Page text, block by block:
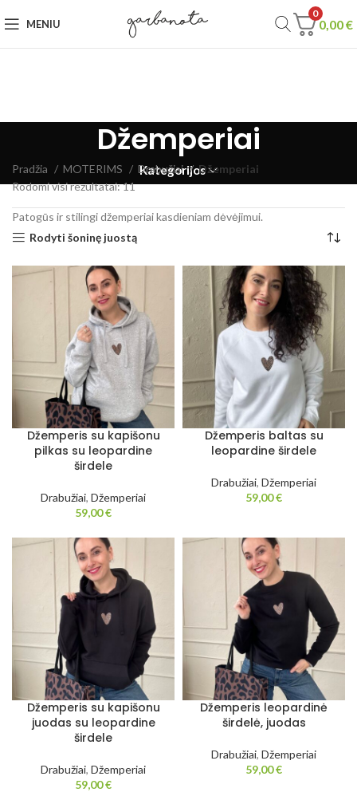
MENIU
0
0,00€
Džemperiai
Kategorijos
Pradžia MOTERIMS Drabužiai
Džemperiai
Rodomi visi rezultatai: 11
Patogūs ir stilingi džemperiai kasdieniam dėvėjimui.
Rodyti šoninę juostą
Džemperis su kapišonu
pilkas su leopardine
širdele
Drabužiai, Džemperiai
59,00€
Džemperis baltas su
leopardine širdele
Drabužiai, Džemperiai
59,00€
Džemperis su kapišonu
juodas su leopardine
širdele
Drabužiai, Džemperiai
59,00€
Džemperis leopardinė
širdelė, juodas
Drabužiai, Džemperiai
59,00€